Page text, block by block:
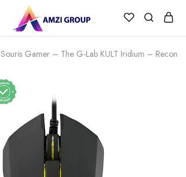
Souris Gamer – The G-Lab KULT Iridium –